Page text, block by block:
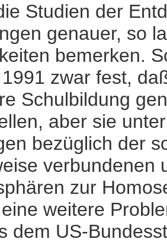
Studien der
genauer, so
bemerken.
zwar fest,
Schulbildung
aber sie
bezüglich der
verbundenen
zur
weitere
dem US-